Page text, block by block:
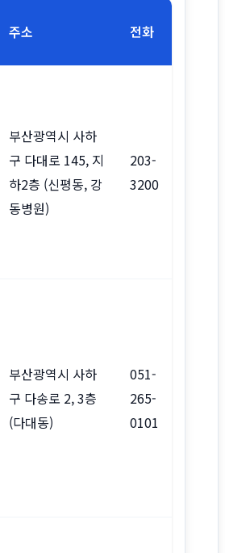
주소 전화
부산광역시 사하
구 다대로 145, 지
하2층 (신평동, 강
동병원)
203-
3200
부산광역시 사하
구 다송로 2, 3층
(다대동)
051-
265-
0101